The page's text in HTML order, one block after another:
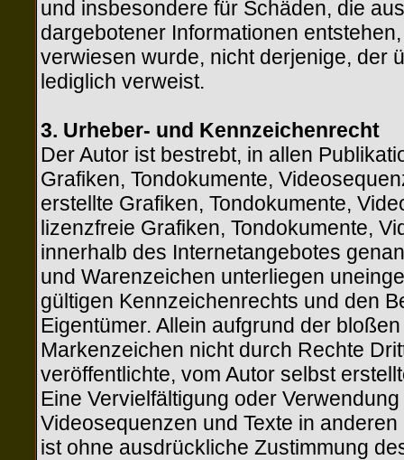
und insbesondere für Schäden, die
dargebotener Informationen
verwiesen wurde, nicht derjenige, der
lediglich verweist.
3. Urheber- und Kennzeichenrecht
Der Autor ist bestrebt, in allen
Grafiken, Tondokumente,
erstellte Grafiken, Tondokumente,
lizenzfreie Grafiken, Tondokumente,
innerhalb des Internetangebotes
und Warenzeichen unterliegen
gültigen Kennzeichenrechts und den
Eigentümer. Allein aufgrund der
Markenzeichen nicht durch Rechte
veröffentlichte, vom Autor selbst
Eine Vervielfältigung oder
Videosequenzen und Texte in
ist ohne ausdrückliche Zustimmung